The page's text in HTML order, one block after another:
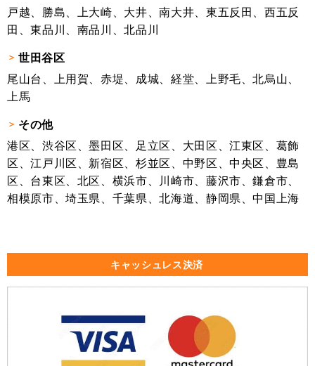
戸越、勝島、上大崎、大井、南大井、東五反田、西五反
田、東品川、南品川、北品川
世田谷区
尾山台、上用賀、赤堤、成城、経堂、上野毛、北烏山、
上馬
その他
港区、渋谷区、墨田区、足立区、大田区、江東区、葛飾
区、江戸川区、新宿区、杉並区、中野区、中央区、豊島
区、台東区、北区、横浜市、川崎市、藤沢市、鎌倉市、
相模原市、埼玉県、千葉県、北海道、静岡県、中国上海
キャッシュレス決済